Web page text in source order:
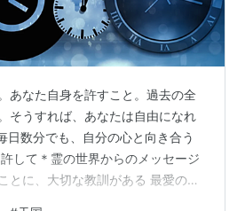
あなた自身を許すこと。過去の全
そうすれば、あなたは自由になれ
日数分でも、自分の心と向き合う
して＊霊の世界からのメッセージ
とに、大切な教訓がある 最愛の人